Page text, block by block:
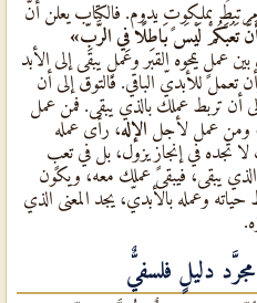
مرتبطٌ بملكوتٍ يدوم. فالكتاب يعلن أنّ
تَعَبَكُمْ لَيْسَ بَاطِلًا فِي الرَّبِّ»
١٥: ٥٨). فالفرق بين عملٍ يمحوه القبر وعملٍ يبقى إلى الأبد
تعمل للأبديّ الباقي. فالتوق إلى أن
أن تربط عملك بالذي يبقى. فمن عمل
ومن عمل لأجل الإله، رأى عمله
تجده في إنجازٍ يزول، بل في تعبٍ
يبقى، فيبقى عملك معه، ويكون
وعمله بالأبديّ، يجد المعنى الذي
دليلٍ فلسفيٌّ